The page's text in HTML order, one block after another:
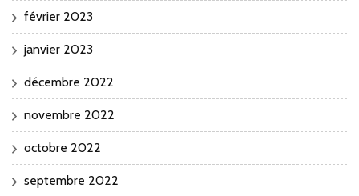
février 2023
janvier 2023
décembre 2022
novembre 2022
octobre 2022
septembre 2022